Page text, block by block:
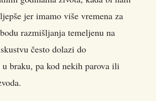
jer imamo više vremena za
razmišljanja temeljenu na
često dolazi do
u braku, pa kod nekih parova ili